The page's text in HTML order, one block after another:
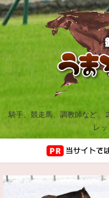
騎手、競走馬、調教師など、
レ